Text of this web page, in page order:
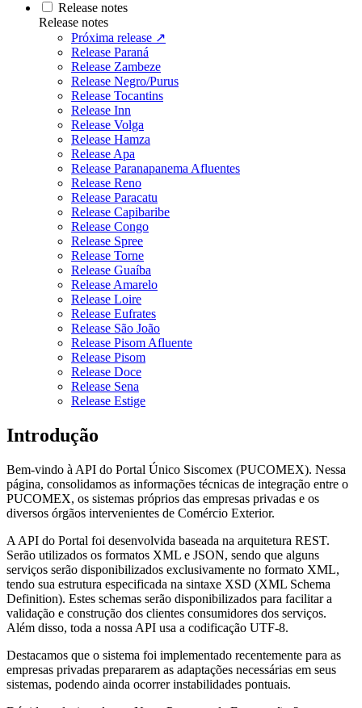
Release notes
Release notes
Próxima release ↗
Release Paraná
Release Zambeze
Release Negro/Purus
Release Tocantins
Release Inn
Release Volga
Release Hamza
Release Apa
Release Paranapanema Afluentes
Release Reno
Release Paracatu
Release Capibaribe
Release Congo
Release Spree
Release Torne
Release Guaíba
Release Amarelo
Release Loire
Release Eufrates
Release São João
Release Pisom Afluente
Release Pisom
Release Doce
Release Sena
Release Estige
Introdução
Bem-vindo à API do Portal Único Siscomex (PUCOMEX). Nessa
página, consolidamos as informações técnicas de integração entre o
PUCOMEX, os sistemas próprios das empresas privadas e os
diversos órgãos intervenientes de Comércio Exterior.
A API do Portal foi desenvolvida baseada na arquitetura REST.
Serão utilizados os formatos XML e JSON, sendo que alguns
serviços serão disponibilizados exclusivamente no formato XML,
tendo sua estrutura especificada na sintaxe XSD (XML Schema
Definition). Estes schemas serão disponibilizados para facilitar a
validação e construção dos clientes consumidores dos serviços.
Além disso, toda a nossa API usa a codificação UTF-8.
Destacamos que o sistema foi implementado recentemente para as
empresas privadas prepararem as adaptações necessárias em seus
sistemas, podendo ainda ocorrer instabilidades pontuais.